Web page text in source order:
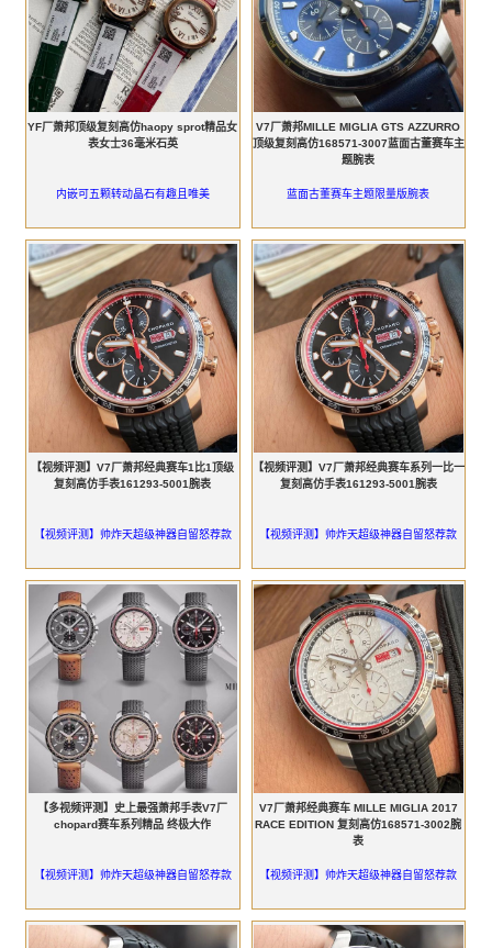
YF厂萧邦顶级复刻高仿haopy sprot精品女
表女士36毫米石英
内嵌可五颗转动晶石有趣且唯美
V7厂萧邦MILLE MIGLIA GTS AZZURRO
顶级复刻高仿168571-3007蓝面古董赛车主
题腕表
蓝面古董赛车主题限量版腕表
【视频评测】V7厂萧邦经典赛车1比1顶级
复刻高仿手表161293-5001腕表
【视频评测】帅炸天超级神器自留怒荐款
【视频评测】V7厂萧邦经典赛车系列一比一
复刻高仿手表161293-5001腕表
【视频评测】帅炸天超级神器自留怒荐款
【多视频评测】史上最强萧邦手表V7厂
chopard赛车系列精品 终极大作
【视频评测】帅炸天超级神器自留怒荐款
V7厂萧邦经典赛车 MILLE MIGLIA 2017
RACE EDITION 复刻高仿168571-3002腕
表
【视频评测】帅炸天超级神器自留怒荐款